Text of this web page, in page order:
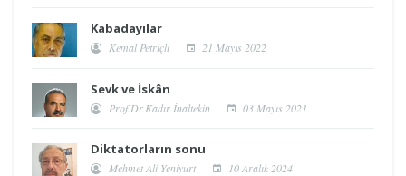
Kabadayılar
Kemal Petriçli 21 Mayıs 2022
Sevk ve İskân
Prof.Dr.Kadır İnaltekin 03 Mayıs 2021
Diktatorların sonu
Mehmet Ali Yeniyurt 10 Aralık 2024